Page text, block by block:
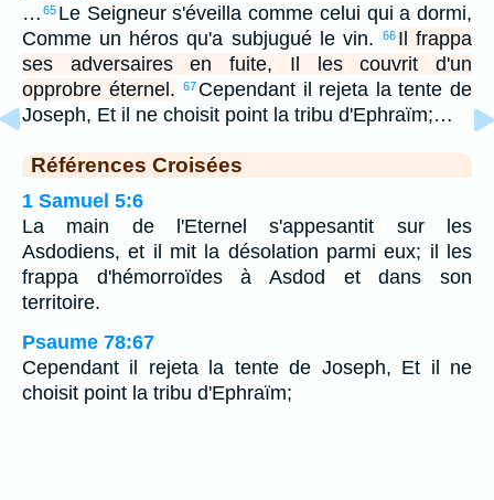
… 65 Le Seigneur s'éveilla comme celui qui a dormi,
Comme un héros qu'a subjugué le vin.
66 Il frappa
ses adversaires en fuite, Il les couvrit d'un
opprobre éternel.
67 Cependant il rejeta la tente de
Joseph, Et il ne choisit point la tribu d'Ephraïm;…
Références Croisées
1 Samuel 5:6
La main de l'Eternel s'appesantit sur les
Asdodiens, et il mit la désolation parmi eux; il les
frappa d'hémorroïdes à Asdod et dans son
territoire.
Psaume 78:67
Cependant il rejeta la tente de Joseph, Et il ne
choisit point la tribu d'Ephraïm;